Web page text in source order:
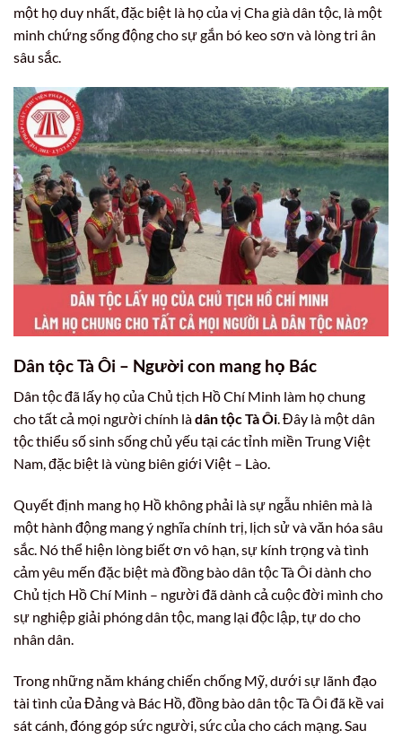
một họ duy nhất, đặc biệt là họ của vị Cha già dân tộc, là một
minh chứng sống động cho sự gắn bó keo sơn và lòng tri ân
sâu sắc.
Dân tộc Tà Ôi – Người con mang họ Bác
Dân tộc đã lấy họ của Chủ tịch Hồ Chí Minh làm họ chung
cho tất cả mọi người chính làdân tộc Tà Ôi. Đây là một dân
tộc thiểu số sinh sống chủ yếu tại các tỉnh miền Trung Việt
Nam, đặc biệt là vùng biên giới Việt – Lào.
Quyết định mang họ Hồ không phải là sự ngẫu nhiên mà là
một hành động mang ý nghĩa chính trị, lịch sử và văn hóa sâu
sắc. Nó thể hiện lòng biết ơn vô hạn, sự kính trọng và tình
cảm yêu mến đặc biệt mà đồng bào dân tộc Tà Ôi dành cho
Chủ tịch Hồ Chí Minh – người đã dành cả cuộc đời mình cho
sự nghiệp giải phóng dân tộc, mang lại độc lập, tự do cho
nhân dân.
Trong những năm kháng chiến chống Mỹ, dưới sự lãnh đạo
tài tình của Đảng và Bác Hồ, đồng bào dân tộc Tà Ôi đã kề vai
sát cánh, đóng góp sức người, sức của cho cách mạng. Sau